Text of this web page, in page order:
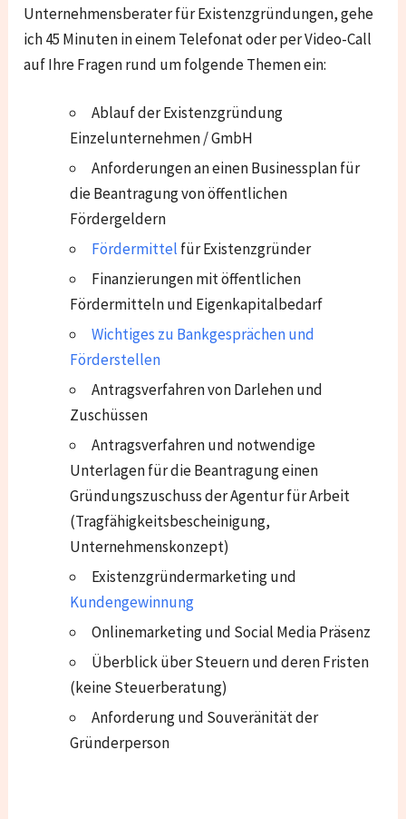
Unternehmensberater für Existenzgründungen, gehe
ich 45 Minuten in einem Telefonat oder per Video-Call
auf Ihre Fragen rund um folgende Themen ein:
Ablauf der Existenzgründung
Einzelunternehmen / GmbH
Anforderungen an einen Businessplan für
die Beantragung von öffentlichen
Fördergeldern
Fördermittel für Existenzgründer
Finanzierungen mit öffentlichen
Fördermitteln und Eigenkapitalbedarf
Wichtiges zu Bankgesprächen und
Förderstellen
Antragsverfahren von Darlehen und
Zuschüssen
Antragsverfahren und notwendige
Unterlagen für die Beantragung einen
Gründungszuschuss der Agentur für Arbeit
(Tragfähigkeitsbescheinigung,
Unternehmenskonzept)
Existenzgründermarketing und
Kundengewinnung
Onlinemarketing und Social Media Präsenz
Überblick über Steuern und deren Fristen
(keine Steuerberatung)
Anforderung und Souveränität der
Gründerperson